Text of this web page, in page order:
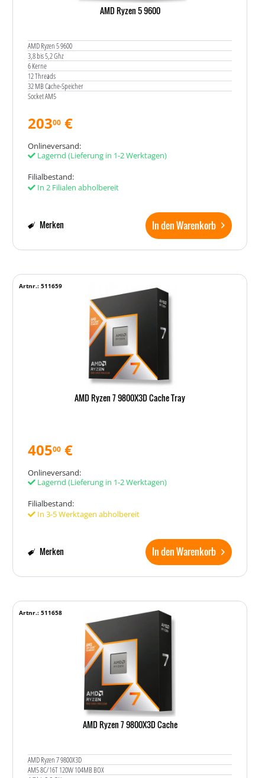
AMD Ryzen 5 9600
AMD Ryzen 5 9600
3,8 bis 5,2 Ghz
6 Kerne
12 Threads
32 MB Cache-Speicher
Socket AM5
20300 €
Onlineversand:
Lagernd (Lieferung in 1-2 Werktagen)
Filialbestand:
In 2 Filialen abholbereit
In den Warenkorb
Merken
AMD Ryzen 7 9800X3D Cache Tray
Artnr.: 511659
40500 €
Onlineversand:
Lagernd (Lieferung in 1-2 Werktagen)
Filialbestand:
In 3-5 Werktagen abholbereit
In den Warenkorb
Merken
AMD Ryzen 7 9800X3D Cache
AMD Ryzen 7 9800X3D
AM5 8C/16T 120W 104MB BOX
Artnr.: 511658